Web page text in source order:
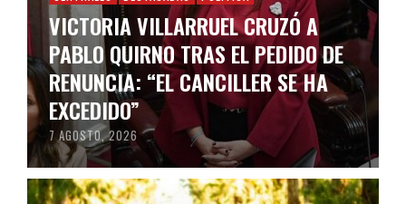
VICTORIA VILLARRUEL CRUZÓ A
PABLO QUIRNO TRAS EL PEDIDO DE
RENUNCIA: “EL CANCILLER SE HA
EXCEDIDO”
7 AGOSTO, 2026